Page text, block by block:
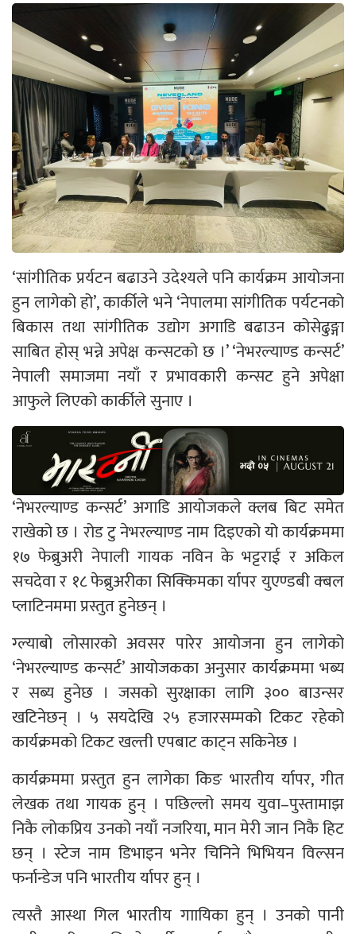
‘सांगीतिक प्रर्यटन बढाउने उदेश्यले पनि कार्यक्रम आयोजना
हुन लागेको हो’, कार्कीले भने ‘नेपालमा सांगीतिक पर्यटनको
बिकास तथा सांगीतिक उद्योग अगाडि बढाउन कोसेढुङ्गा
साबित होस् भन्ने अपेक्ष कन्सटको छ ।’ ‘नेभरल्याण्ड कन्सर्ट’
नेपाली समाजमा नयाँ र प्रभावकारी कन्सट हुने अपेक्षा
आफुले लिएको कार्कीले सुनाए ।
‘नेभरल्याण्ड कन्सर्ट’ अगाडि आयोजकले क्लब बिट समेत
राखेको छ । रोड टु नेभरल्याण्ड नाम दिइएको यो कार्यक्रममा
१७ फेब्रुअरी नेपाली गायक नविन के भट्टराई र अकिल
सचदेवा र १८ फेब्रुअरीका सिक्किमका र्यापर युएण्डबी क्बल
प्लाटिनममा प्रस्तुत हुनेछन् ।
ग्ल्याबो लोसारको अवसर पारेर आयोजना हुन लागेको
‘नेभरल्याण्ड कन्सर्ट’ आयोजकका अनुसार कार्यक्रममा भब्य
र सब्य हुनेछ । जसको सुरक्षाका लागि ३०० बाउन्सर
खटिनेछन् । ५ सयदेखि २५ हजारसम्मको टिकट रहेको
कार्यक्रमको टिकट खल्ती एपबाट काट्न सकिनेछ ।
कार्यक्रममा प्रस्तुत हुन लागेका किङ भारतीय र्यापर, गीत
लेखक तथा गायक हुन् । पछिल्लो समय युवा–पुस्तामाझ
निकै लोकप्रिय उनको नयाँ नजरिया, मान मेरी जान निकै हिट
छन् । स्टेज नाम डिभाइन भनेर चिनिने भिभियन विल्सन
फर्नान्डेज पनि भारतीय र्यापर हुन् ।
त्यस्तै आस्था गिल भारतीय गाायिका हुन् । उनको पानी